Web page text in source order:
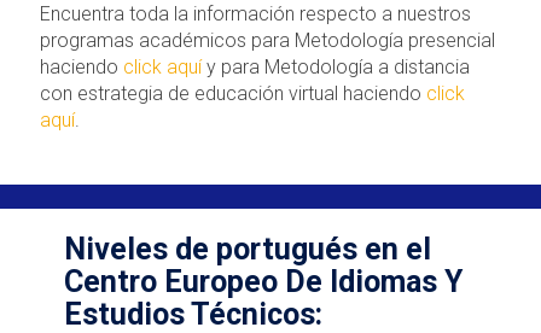
Encuentra toda la información respecto a nuestros
programas académicos para Metodología presencial
haciendo click aquíy para Metodología a distancia
con estrategia de educación virtual haciendo click
aquí.
Niveles de portugués en el
Centro Europeo De Idiomas Y
Estudios Técnicos: